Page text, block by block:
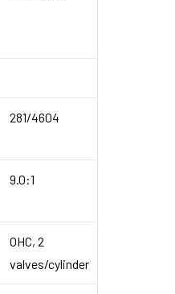
281/4604
9.0:1
OHC, 2
valves/cylinder